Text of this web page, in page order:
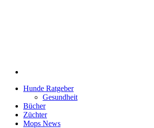
Hunde Ratgeber
Gesundheit
Bücher
Züchter
Mops News